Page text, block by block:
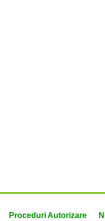
Proceduri Autorizare